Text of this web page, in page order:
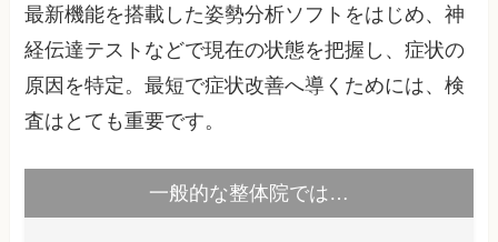
最新機能を搭載した姿勢分析ソフトをはじめ、神
経伝達テストなどで現在の状態を把握し、症状の
原因を特定。最短で症状改善へ導くためには、検
査はとても重要です。
一般的な整体院では…